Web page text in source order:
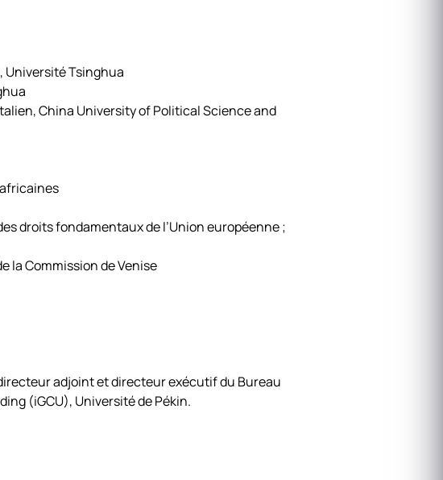
Tsinghua
China University of Political Science and
droits fondamentaux de l’Union européenne ;
la Commission de Venise
adjoint et directeur exécutif du Bureau
(iGCU), Université de Pékin.